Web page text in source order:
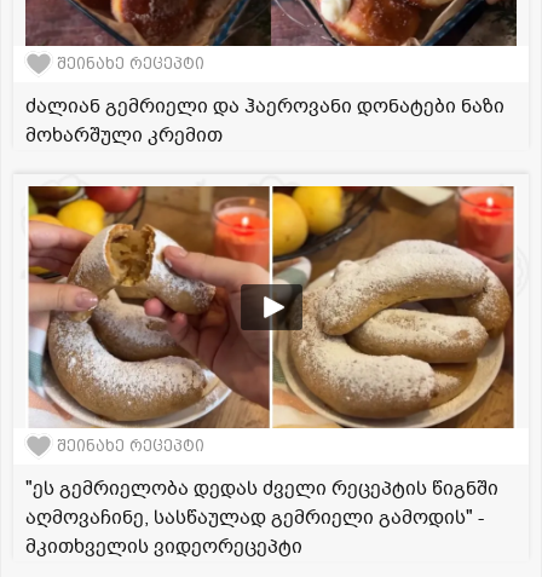
შეინახე რეცეპტი
ძალიან გემრიელი და ჰაეროვანი დონატები ნაზი
მოხარშული კრემით
შეინახე რეცეპტი
"ეს გემრიელობა დედას ძველი რეცეპტის წიგნში
აღმოვაჩინე, სასწაულად გემრიელი გამოდის" -
მკითხველის ვიდეორეცეპტი